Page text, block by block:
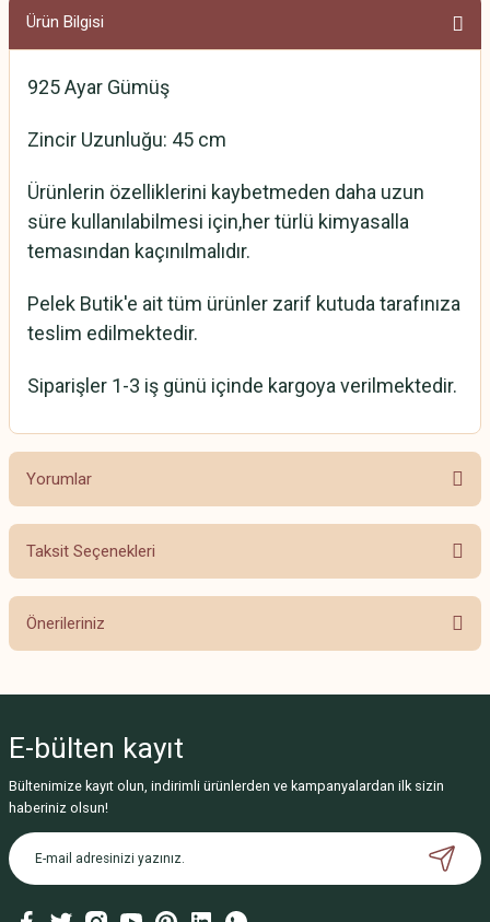
Ürün Bilgisi
925 Ayar Gümüş
Zincir Uzunluğu: 45 cm
Ürünlerin özelliklerini kaybetmeden daha uzun
süre kullanılabilmesi için,her türlü kimyasalla
temasından kaçınılmalıdır.
Pelek Butik'e ait tüm ürünler zarif kutuda tarafınıza
teslim edilmektedir.
Siparişler 1-3 iş günü içinde kargoya verilmektedir.
Yorumlar
Bu ürüne ilk yorumu siz yapın!
Taksit Seçenekleri
Önerileriniz
Görüş ve önerileriniz için teşekkür ederiz.
Ürün resmi kalitesiz, bozuk veya görüntülenemiyor.
Ürün açıklamasında eksik bilgiler bulunuyor.
Ürün bilgilerinde hatalar bulunuyor.
E-bülten kayıt
Bültenimize kayıt olun, indirimli ürünlerden ve kampanyalardan ilk sizin
haberiniz olsun!